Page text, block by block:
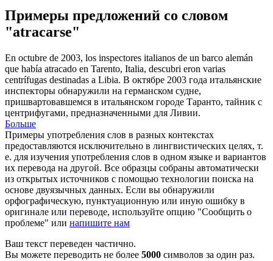
Примеры предложений со словом
"atracarse"
En octubre de 2003, los inspectores italianos de un barco alemán
que había atracado en Tarento, Italia, descubri eron varias
centrífugas destinadas a Libia. В октябре 2003 года итальянские
инспекторы обнаружили на германском судне,
пришвартовавшемся в итальянском городе Таранто, тайник с
центрифугами, предназначенными для Ливии.
Больше
Примеры употребления слов в разных контекстах
предоставляются исключительно в лингвистических целях, т.
е. для изучения употребления слов в одном языке и вариантов
их перевода на другой. Все образцы собраны автоматически
из открытых источников с помощью технологии поиска на
основе двуязычных данных. Если вы обнаружили
орфографическую, пунктуационную или иную ошибку в
оригинале или переводе, используйте опцию "Сообщить о
проблеме" или напишите нам
Ваш текст переведен частично.
Вы можете переводить не более 5000 символов за один раз.